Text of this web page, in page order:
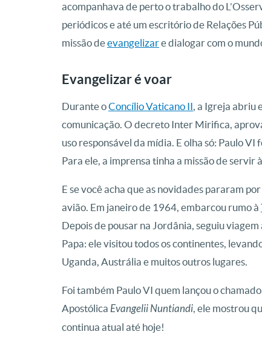
acompanhava de perto o trabalho do
periódicos e até um escritório de Relações
missão deevangelizare dialogar com o
Evangelizar é voar
Durante oConcílio Vaticano II, a Igreja abriu
comunicação. O decreto Inter Mirifica,
uso responsável da mídia. E olha só: Paulo
Para ele, a imprensa tinha a missão de
E se você acha que as novidades pararam
avião. Em janeiro de 1964, embarcou rumo à
Depois de pousar na Jordânia, seguiu
Papa: ele visitou todos os continentes,
Uganda, Austrália e muitos outros lugares.
Foi também Paulo VI quem lançou o chamado
Apostólica Evangelii Nuntiandi, ele mostrou
continua atual até hoje!